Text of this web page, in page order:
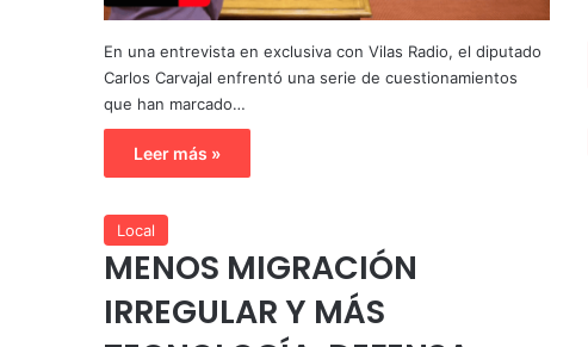
En una entrevista en exclusiva con Vilas Radio, el diputado
Carlos Carvajal enfrentó una serie de cuestionamientos
que han marcado…
Leer más »
Local
MENOS MIGRACIÓN
IRREGULAR Y MÁS